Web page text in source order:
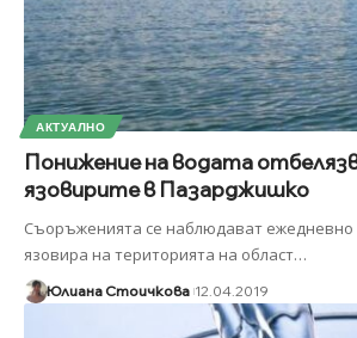
АКТУАЛНО
Понижение на водата
язовирите в Пазарджишко
Съоръженията се наблюдават ежедневно
язовира на територията на област…
Юлиана Стоичкова 12.04.2019